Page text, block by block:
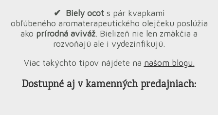
✔︎ Biely ocots pár kvapkami
obľúbeného aromaterapeutického olejčeku poslúžia
ako prírodná aviváž. Bielizeň nie len zmäkčia a
rozvoňajú ale i vydezinfikujú.
Viac takýchto tipov nájdete na našom blogu.
Dostupné aj v kamenných predajniach: